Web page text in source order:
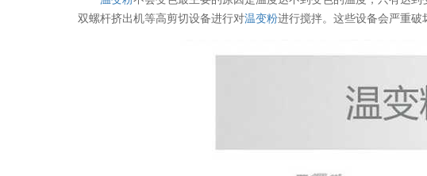
双螺杆挤出机等高剪切设备进行对温变粉进行搅拌。这些设备会严重破